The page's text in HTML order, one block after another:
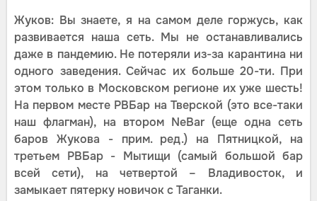
Жуков: Вы знаете, я на самом деле горжусь, как
развивается наша сеть. Мы не останавливались
даже в пандемию. Не потеряли из-за карантина ни
одного заведения. Сейчас их больше 20-ти. При
этом только в Московском регионе их уже шесть!
На первом месте РВБар на Тверской (это все-таки
наш флагман), на втором NeBar (еще одна сеть
баров Жукова - прим. ред.) на Пятницкой, на
третьем РВБар - Мытищи (самый большой бар
всей сети), на четвертой – Владивосток, и
замыкает пятерку новичок с Таганки.